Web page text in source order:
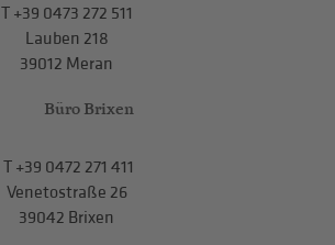
T+39 0473 272 511
Lauben 218
39012 Meran
Büro Brixen
T+39 0472 271 411
Venetostraße 26
39042 Brixen